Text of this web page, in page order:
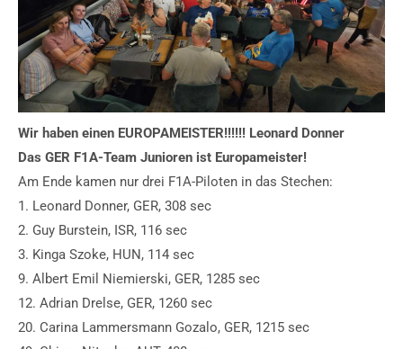
Wir haben einen EUROPAMEISTER!!!!!! Leonard Donner
Das GER F1A-Team Junioren ist Europameister!
Am Ende kamen nur drei F1A-Piloten in das Stechen:
1. Leonard Donner, GER, 308 sec
2. Guy Burstein, ISR, 116 sec
3. Kinga Szoke, HUN, 114 sec
9. Albert Emil Niemierski, GER, 1285 sec
12. Adrian Drelse, GER, 1260 sec
20. Carina Lammersmann Gozalo, GER, 1215 sec